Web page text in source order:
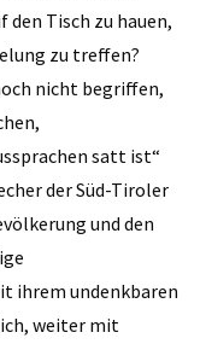
Tisch zu hauen,
zu treffen?
nicht begriffen,
satt ist“
der Süd-Tiroler
und den
ihrem undenkbaren
weiter mit